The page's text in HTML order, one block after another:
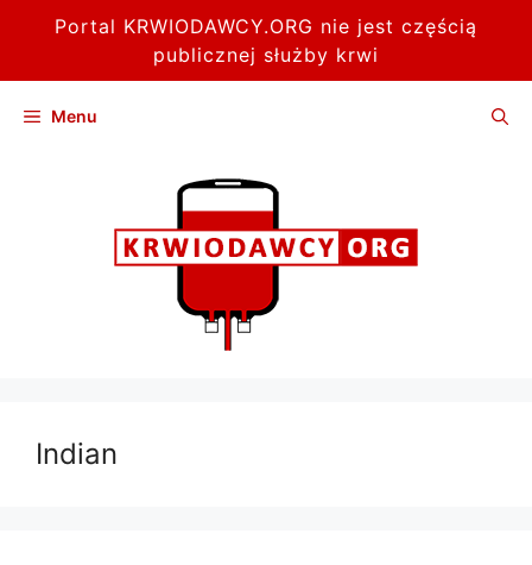
Portal KRWIODAWCY.ORG nie jest częścią
publicznej służby krwi
Menu
Indian